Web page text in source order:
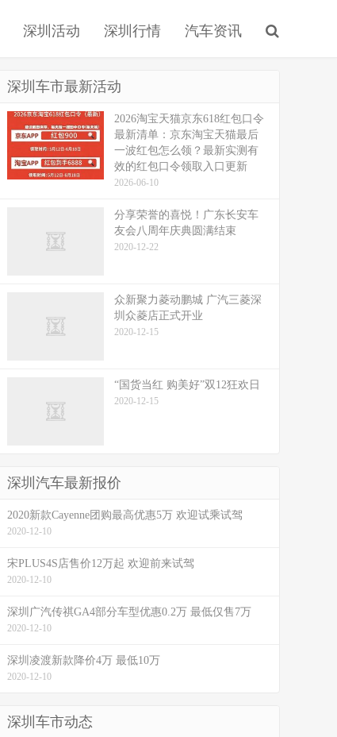
深圳活动 深圳行情 汽车资讯
深圳车市最新活动
2026淘宝天猫京东618红包口令
最新清单：京东淘宝天猫最后
一波红包怎么领？最新实测有
效的红包口令领取入口更新
2026-06-10
分享荣誉的喜悦！广东长安车
友会八周年庆典圆满结束
2020-12-22
众新聚力菱动鹏城 广汽三菱深
圳众菱店正式开业
2020-12-15
“国货当红 购美好”双12狂欢日
2020-12-15
深圳汽车最新报价
2020新款Cayenne团购最高优惠5万 欢迎试乘试驾
2020-12-10
宋PLUS4S店售价12万起 欢迎前来试驾
2020-12-10
深圳广汽传祺GA4部分车型优惠0.2万 最低仅售7万
2020-12-10
深圳凌渡新款降价4万 最低10万
2020-12-10
深圳车市动态